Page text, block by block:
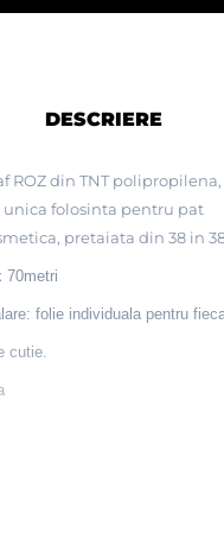
DESCRIERE
ROZ din TNT
unica folosinta pentru pat
pretaiata din 38 in
70metri
folie individuala pentru
cutie.